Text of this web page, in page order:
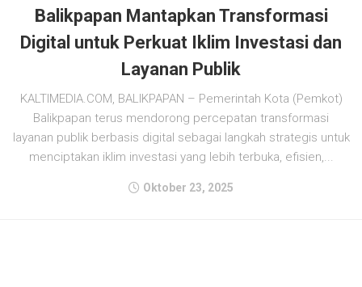
Balikpapan Mantapkan Transformasi
Digital untuk Perkuat Iklim Investasi dan
Layanan Publik
KALTIMEDIA.COM, BALIKPAPAN – Pemerintah Kota (Pemkot)
Balikpapan terus mendorong percepatan transformasi
layanan publik berbasis digital sebagai langkah strategis untuk
menciptakan iklim investasi yang lebih terbuka, efisien,...
Oktober 23, 2025